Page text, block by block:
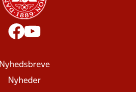
Nyhedsbreve
Nyheder